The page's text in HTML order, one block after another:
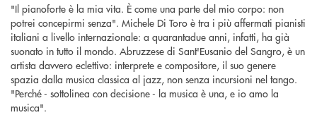
"Il pianoforte è la mia vita. È come una parte del mio corpo: non
potrei concepirmi senza". Michele Di Toro è tra i più affermati pianisti
italiani a livello internazionale: a quarantadue anni, infatti, ha già
suonato in tutto il mondo. Abruzzese di Sant'Eusanio del Sangro, è un
artista davvero eclettivo: interprete e compositore, il suo genere
spazia dalla musica classica al jazz, non senza incursioni nel tango.
"Perché - sottolinea con decisione - la musica è una, e io amo la
musica".